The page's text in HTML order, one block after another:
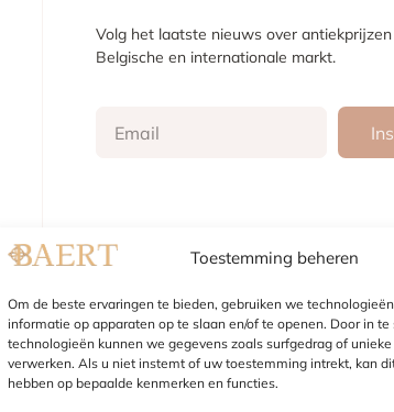
Toestemming beheren
Om de beste ervaringen te bieden, gebruiken we
informatie op apparaten op te slaan en/of te openen. Door in
technologieën kunnen we gegevens zoals surfgedrag of
verwerken. Als u niet instemt of uw toestemming intrekt, kan
hebben op bepaalde kenmerken en functies.
Volg het laatste nieuws over
Belgische en internationale markt.